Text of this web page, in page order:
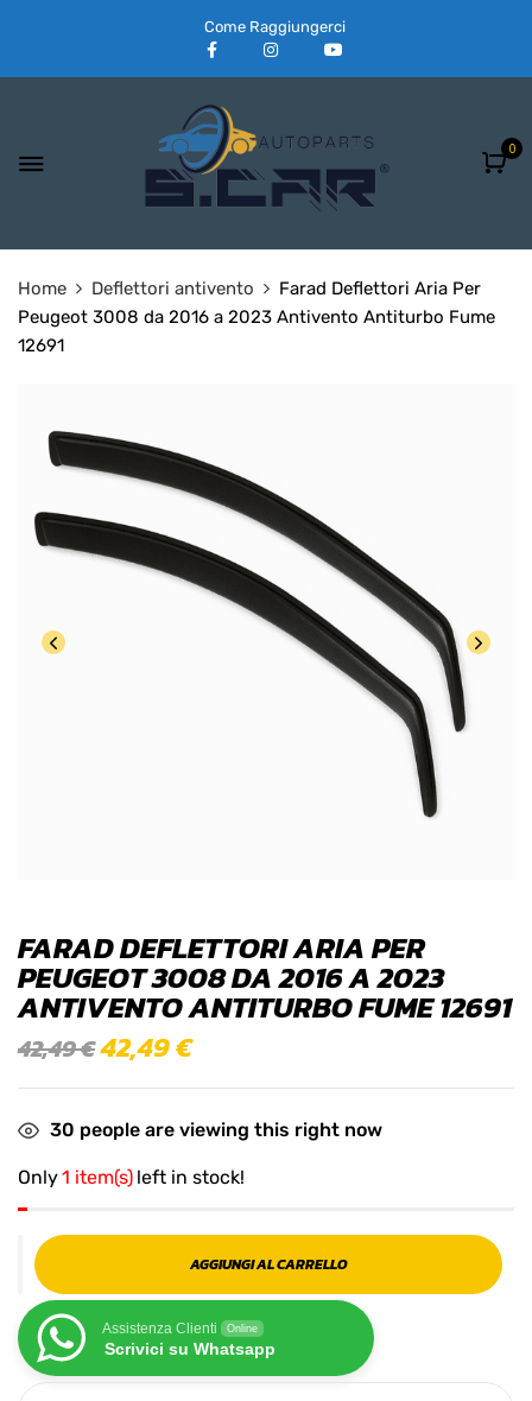
Come Raggiungerci
0
Home Deflettori antivento
Farad Deflettori Aria Per
Peugeot 3008 da 2016 a 2023 Antivento Antiturbo Fume
12691
FARAD DEFLETTORI ARIA PER
PEUGEOT 3008 DA 2016 A 2023
ANTIVENTO ANTITURBO FUME 12691
42,49€42,49€
30 people are viewing this right now
Only1 item(s) left in stock!
AGGIUNGI AL CARRELLO
Assistenza Clienti Online
Scrivici su Whatsapp